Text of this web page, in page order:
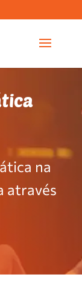
na
através